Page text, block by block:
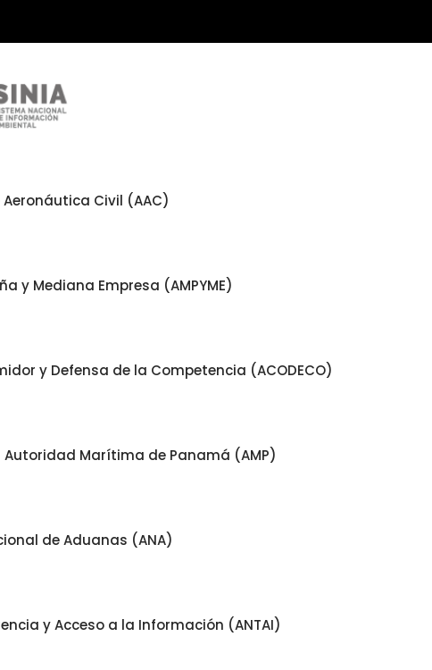
Civil (AAC)
y Mediana Empresa (AMPYME)
y Defensa de la Competencia (ACODECO)
Autoridad Marítima de Panamá (AMP)
de Aduanas (ANA)
y Acceso a la Información (ANTAI)